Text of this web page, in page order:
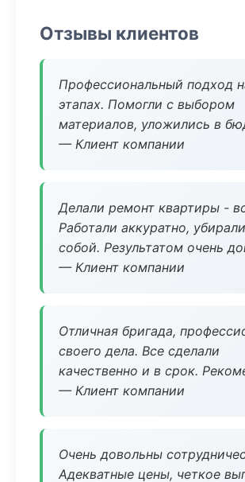
Отзывы клиентов
Профессиональный подход
этапах. Помогли с выбором
материалов, уложились в
— Клиент компании
Делали ремонт квартиры -
Работали аккуратно,
собой. Результатом очень
— Клиент компании
Отличная бригада,
своего дела. Все сделали
качественно и в срок.
— Клиент компании
Очень довольны
Адекватные цены, четкое